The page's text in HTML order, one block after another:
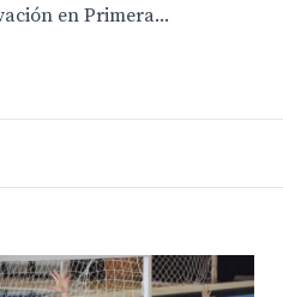
en Primera...